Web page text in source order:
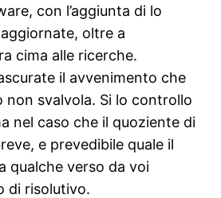
con l’aggiunta di lo
oltre a
cima alle ricerche.
il avvenimento che
non svalvola. Si lo controllo
nel caso che il quoziente di
e prevedibile quale il
qualche verso da voi
di risolutivo.